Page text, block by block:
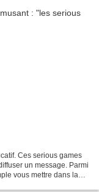
Ces serious games
un message. Parmi
vous mettre dans la